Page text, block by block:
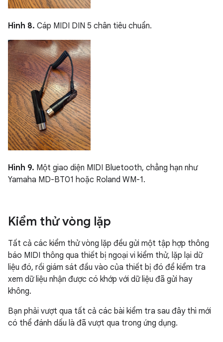
Hình 8. Cáp MIDI DIN 5 chân tiêu chuẩn.
Hình 9. Một giao diện MIDI Bluetooth, chẳng hạn như
Yamaha MD-BT01 hoặc Roland WM-1.
Kiểm thử vòng lặp
Tất cả các kiểm thử vòng lặp đều gửi một tập hợp thông
báo MIDI thông qua thiết bị ngoại vi kiểm thử, lặp lại dữ
liệu đó, rồi giám sát đầu vào của thiết bị đó để kiểm tra
xem dữ liệu nhận được có khớp với dữ liệu đã gửi hay
không.
Bạn phải vượt qua tất cả các bài kiểm tra sau đây thì mới
có thể đánh dấu là đã vượt qua trong ứng dụng.